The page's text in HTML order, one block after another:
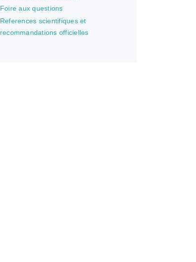
Foire aux questions
References scientifiques et
recommandations officielles